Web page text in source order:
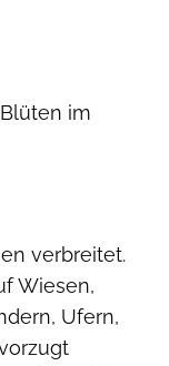
im
verbreitet.
Wiesen,
Ufern,